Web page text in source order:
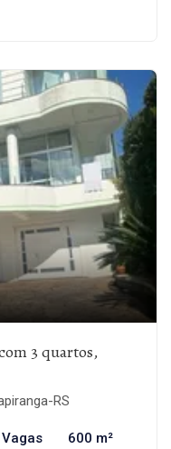
3 quartos,
RS
Vagas 600 m²